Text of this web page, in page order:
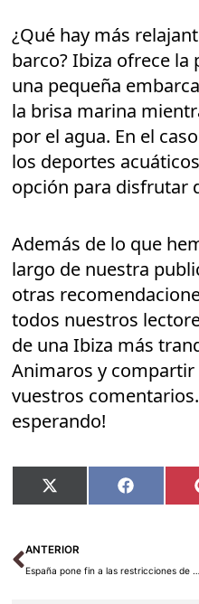
¿Qué hay más
barco? Ibiza ofrece
una pequeña
la brisa marina
por el agua. En el
los deportes
opción para disfrutar
Además de lo que
largo de nuestra
otras
todos nuestros
de una Ibiza más
Animaros y
vuestros
esperando!
Compartir
en
X
(Twitter)
Compartir
en
Facebook
Ant
ANTERIOR
España pone fin a las restricciones de entrada para los turistas procedentes de la UE y el espacio Schengen